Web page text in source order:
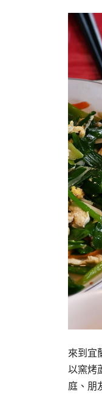
來到宜
以窯烤
庭、朋